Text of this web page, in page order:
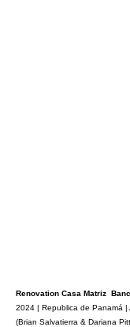
Renovation Casa Matriz
2024 | Republica de Panamá |
(Brian Salvatierra & Dariana